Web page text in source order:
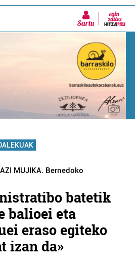
Sartu
MUJIKA. Bernedoko
batetik
balioei eta
eraso egiteko
izan da»